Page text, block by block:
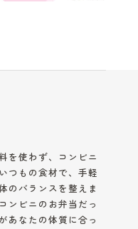
を使わず、コンビニ
つもの食材で、手軽
のバランスを整えま
ンビニのお弁当だっ
あなたの体質に合っ